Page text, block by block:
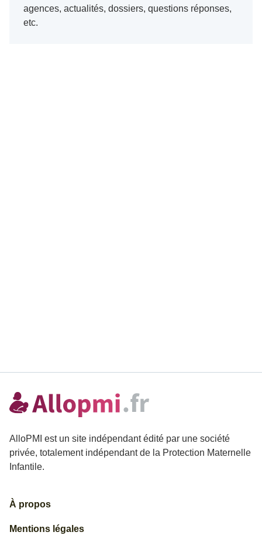
agences, actualités, dossiers, questions réponses,
etc.
AlloPMI est un site indépendant édité par une société
privée, totalement indépendant de la Protection Maternelle
Infantile.
À propos
Mentions légales